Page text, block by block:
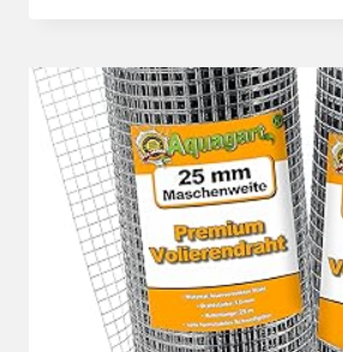
X
10M
DRAHTGITTER
FEINMASCHIG
ROSTFREI
VERZINKT
6,3MM
MASCHE